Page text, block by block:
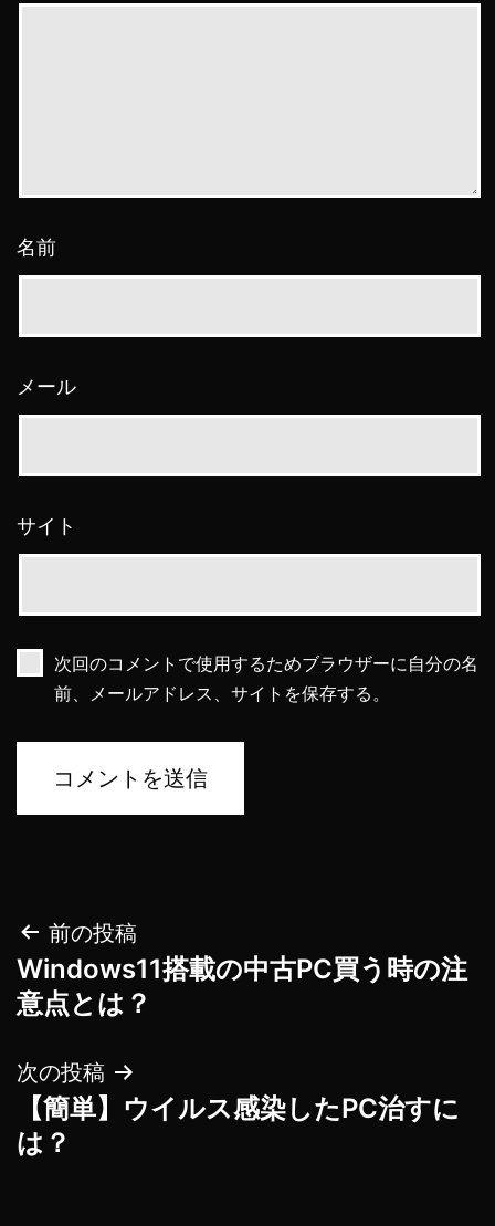
名前
メール
サイト
次回のコメントで使用するためブラウザーに自分の名
前、メールアドレス、サイトを保存する。
投
稿
ビ
ゲ
前の投稿
Windows11搭載の中古PC買う時の注
意点とは？
次の投稿
【簡単】ウイルス感染したPC治すに
は？